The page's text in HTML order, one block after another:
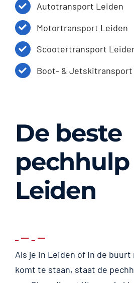
Autotransport Leiden
Motortransport Leiden
Scootertransport
Boot- & Jetskitransport
De beste
Leiden
Als je in Leiden of in de
komt te staan, staat de